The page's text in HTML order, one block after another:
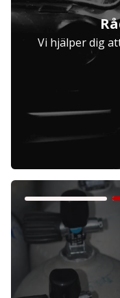
Företag
Privatperson
Vi hjälper dig